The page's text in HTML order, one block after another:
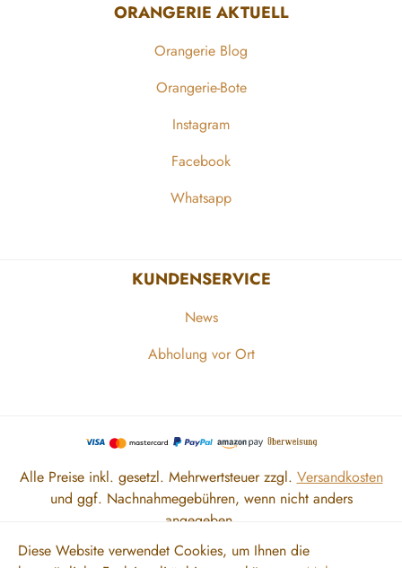
ORANGERIE AKTUELL
Orangerie Blog
Orangerie-Bote
Instagram
Facebook
Whatsapp
KUNDENSERVICE
News
Abholung vor Ort
Alle Preise inkl. gesetzl. Mehrwertsteuer zzgl. Versandkosten
und ggf. Nachnahmegebühren, wenn nicht anders
angegeben.
Diese Website verwendet Cookies, um Ihnen die